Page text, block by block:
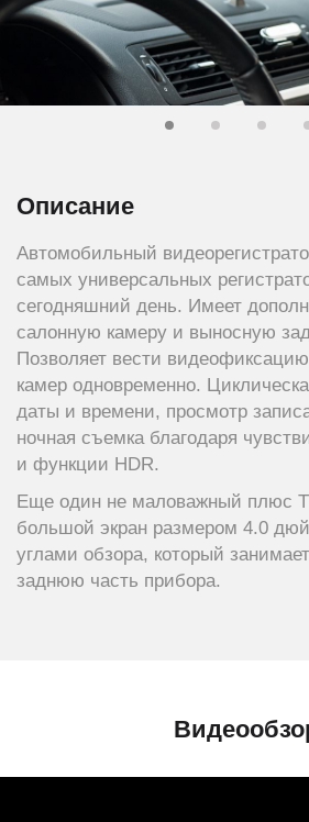
Описание
Автомобильный
самых универсальных
сегодняшний день. Имеет
салонную камеру и выносную
Позволяет вести
камер одновременно.
даты и времени, просмотр
ночная съемка благодаря
и функции HDR.
Еще один не маловажный плюс
большой экран размером 4.0
углами обзора, который
заднюю часть прибора.